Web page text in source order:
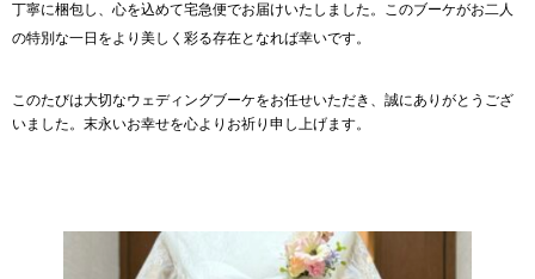
丁寧に梱包し、心を込めて宅急便でお届けいたしました。このブーケがお二人
の特別な一日をより美しく彩る存在となれば幸いです。
このたびは大切なウェディングブーケをお任せいただき、誠にありがとうござ
いました。末永いお幸せを心よりお祈り申し上げます。